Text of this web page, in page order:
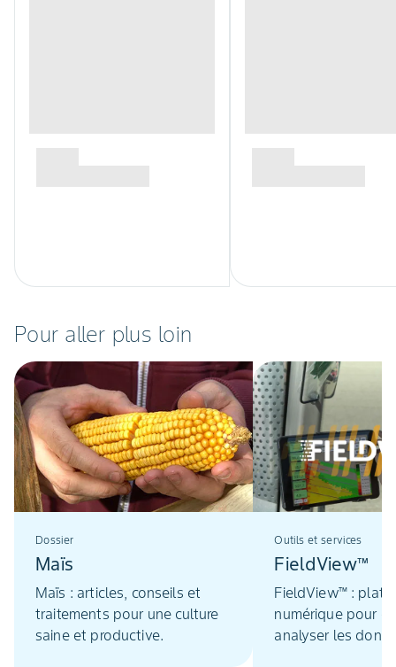
Pour aller plus loin
Dossier
Maïs
Maïs : articles, conseils et
traitements pour une culture
saine et productive.
Outils et services
FieldView™
FieldView™ :
numérique pour
analyser les